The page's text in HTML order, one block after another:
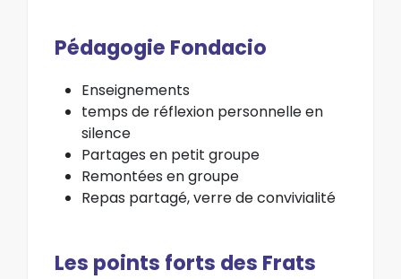
Pédagogie Fondacio
Enseignements
temps de réflexion personnelle en
silence
Partages en petit groupe
Remontées en groupe
Repas partagé, verre de convivialité
Les points forts des Frats